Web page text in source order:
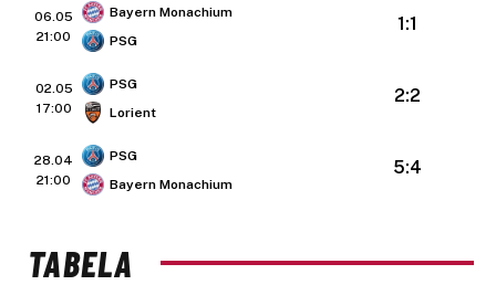
06.05
21:00
Bayern Monachium
PSG
1:1
02.05
17:00
PSG
Lorient
2:2
28.04
21:00
PSG
Bayern Monachium
5:4
TABELA